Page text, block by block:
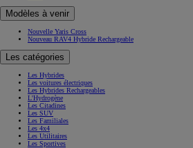
Modèles à venir
Nouvelle Yaris Cross
Nouveau RAV4 Hybride Rechargeable
Les catégories
Les Hybrides
Les voitures électriques
Les Hybrides Rechargeables
L'Hydrogène
Les Citadines
Les SUV
Les Familiales
Les 4x4
Les Utilitaires
Les Sportives